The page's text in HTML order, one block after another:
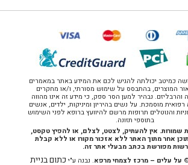
כמיטב יכולתה להגיש לכם את המידע באתר במאמרים
המוצרים, בהתבסס על שימוש מסורתי, ו/או מחקרים
והרבליזם. נבהיר למען הסר ספק, כי מידע זה אינו מהווה
מוסמכת. על נשים בהיריון ומיניקות, ילדים, אנשים
והנוטלים תרופות מרשם להיוועץ ברופא לפני השימוש
בתוספי תזונה.
שמורות. אין להעתיק, לצטט, לצלם, או להפיץ טקסט,
אחר מתוך האתר ללא אזכור מקורו או ללא קבלת
רשות מפורשת בכתב מבעלי אתר זה.
על עלים – מרכז לצמחי מרפא. נבנה ע"יכתום בניית